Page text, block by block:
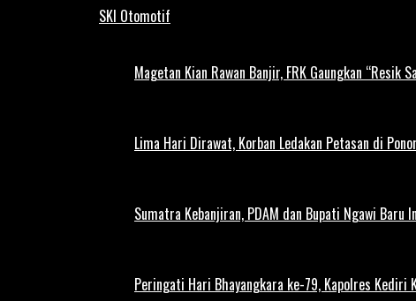
SKI Otomotif
Magetan Kian Rawan Banjir, FRK Gaungkan “Resik
Lima Hari Dirawat, Korban Ledakan Petasan di
Sumatra Kebanjiran, PDAM dan Bupati Ngawi
Peringati Hari Bhayangkara ke-79, Kapolres Kediri